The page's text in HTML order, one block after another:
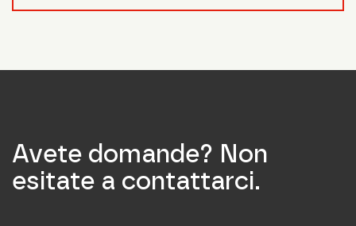
Avete domande? Non
esitate a contattarci.